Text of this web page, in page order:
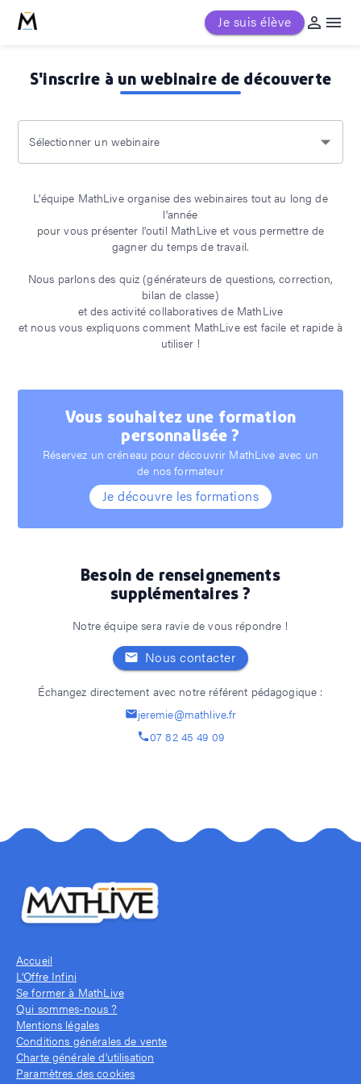
Je suis élève
S'inscrire à un webinaire de découverte
Sélectionner un webinaire
L'équipe MathLive organise des webinaires tout au long de
l'année
pour vous présenter l'outil MathLive et vous permettre de
gagner du temps de travail.
Nous parlons des quiz (générateurs de questions, correction,
bilan de classe)
et des activité collaboratives de MathLive
et nous vous expliquons comment MathLive est facile et rapide à
utiliser !
Vous souhaitez une formation
personnalisée ?
Réservez un créneau pour découvrir MathLive avec un
de nos formateur
Je découvre les formations
Besoin de renseignements
supplémentaires ?
Notre équipe sera ravie de vous répondre !
Nous contacter
Échangez directement avec notre référent pédagogique :
jeremie@mathlive.fr
07 82 45 49 09
Accueil
L'Offre Infini
Se former à MathLive
Qui sommes-nous ?
Mentions légales
Conditions générales de vente
Charte générale d'utilisation
Paramètres des cookies